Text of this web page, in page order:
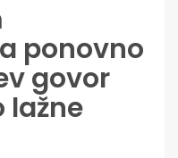
ponovno
govor
lažne